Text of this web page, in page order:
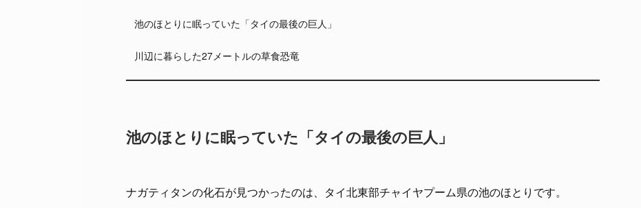
池のほとりに眠っていた「タイの最後の巨人」
川辺に暮らした27メートルの草食恐竜
池のほとりに眠っていた「タイの最後の巨人」
ナガティタンの化石が見つかったのは、タイ北東部チャイヤプーム県の池のほとりです。